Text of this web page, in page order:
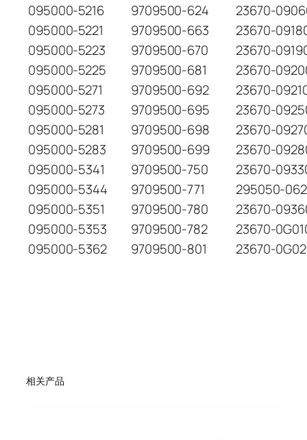
095000-5216
9709500-624
23670-
095000-5221
9709500-663
23670-
095000-5223
9709500-670
23670-
095000-5225
9709500-681
23670-
095000-5271
9709500-692
23670-
095000-5273
9709500-695
23670-
095000-5281
9709500-698
23670-
095000-5283
9709500-699
23670-
095000-5341
9709500-750
23670-
095000-5344
9709500-771
295050-
095000-5351
9709500-780
23670-
095000-5353
9709500-782
23670-
095000-5362
9709500-801 23670-
相关产品